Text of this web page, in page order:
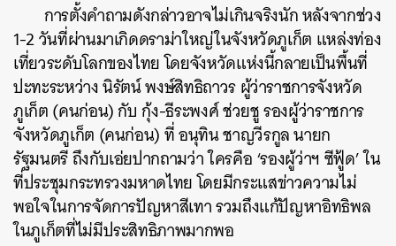
การตั้งคำถามดังกล่าวอาจไม่เกินจริงนัก หลังจากช่วง
1-2 วันที่ผ่านมาเกิดดราม่าใหญ่ในจังหวัดภูเก็ต แหล่งท่อง
เที่ยวระดับโลกของไทย โดยจังหวัดแห่งนี้กลายเป็นพื้นที่
ปะทะระหว่าง นิรัตน์ พงษ์สิทธิถาวร ผู้ว่าราชการจังหวัด
ภูเก็ต (คนก่อน) กับ กุ้ง-ธีระพงศ์ ช่วยชู รองผู้ว่าราชการ
จังหวัดภูเก็ต (คนก่อน) ที่อนุทิน ชาญวีรกูล นายก
รัฐมนตรี ถึงกับเอ่ยปากถามว่า ใครคือ ‘รองผู้ว่าฯ ซีฟู้ด’ ใน
ที่ประชุมกระทรวงมหาดไทยโดยมีกระแสข่าวความไม่
พอใจในการจัดการปัญหาสีเทา รวมถึงแก้ปัญหาอิทธิพล
ในภูเก็ตที่ไม่มีประสิทธิภาพมากพอ